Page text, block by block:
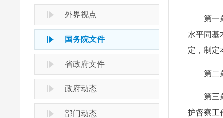
外界视点
国务院文件
省政府文件
政府动态
部门动态
第一
水平同基
定，制定
第二
第三
护督察工